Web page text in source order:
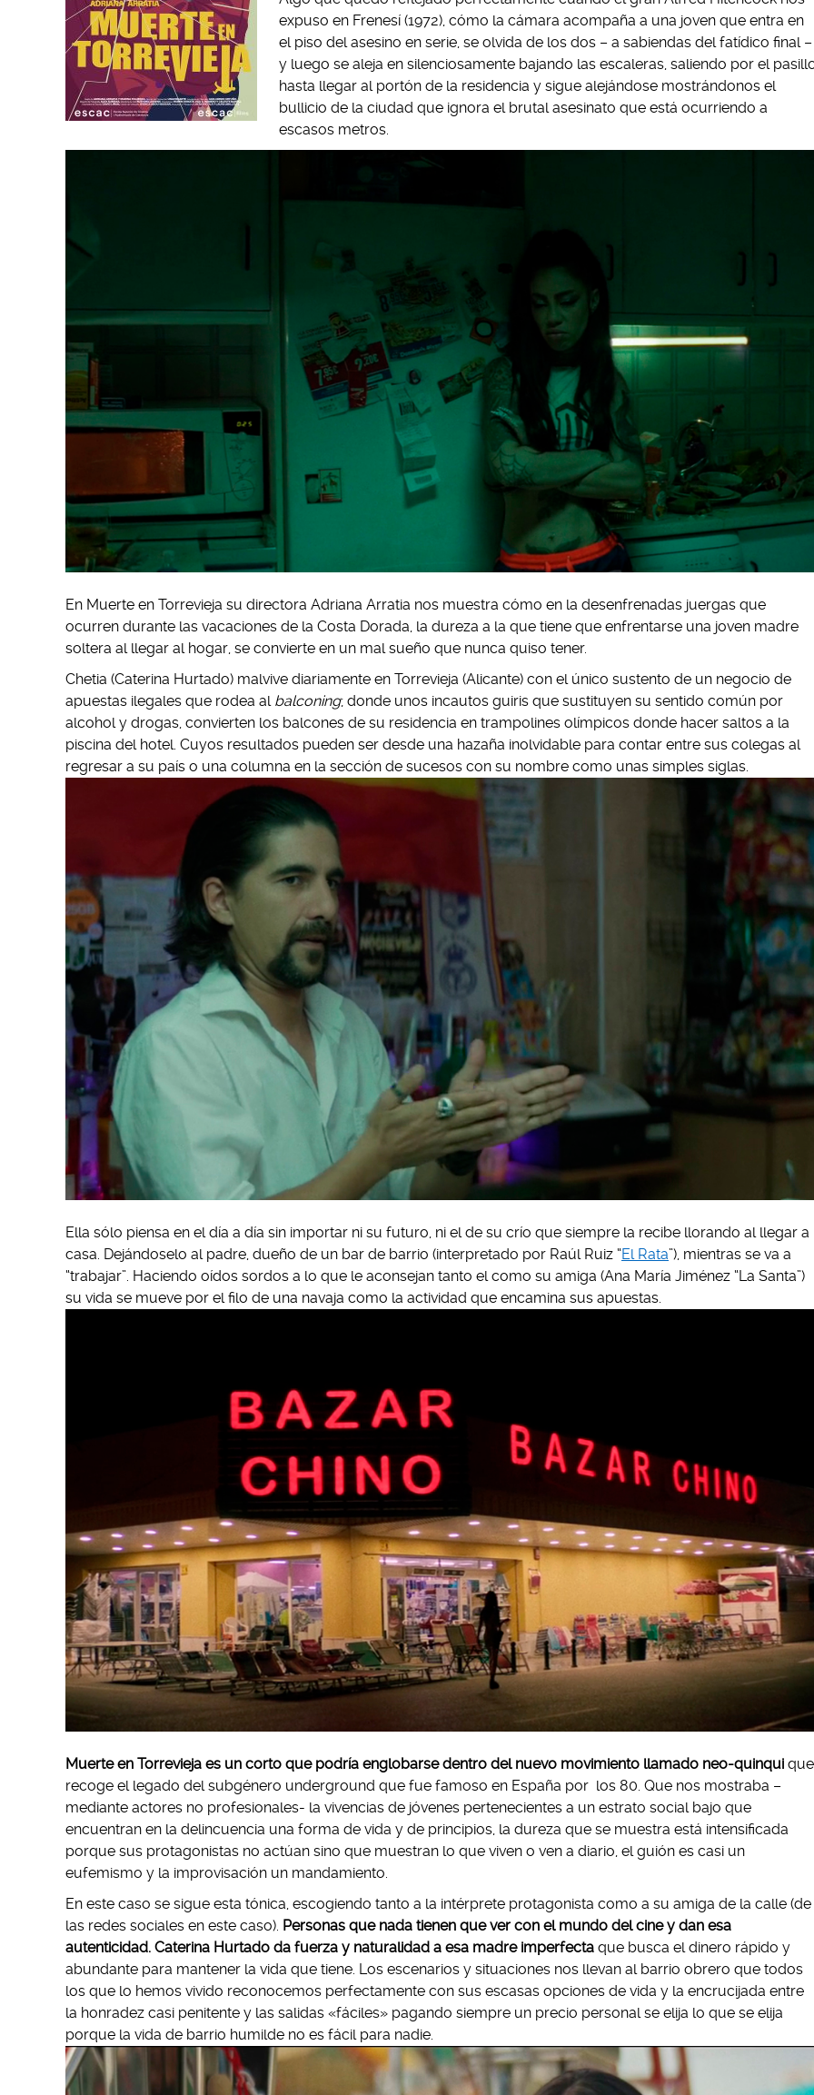
expuso en Frenesí (1972), cómo la cámara acompaña a una joven que entra en
el piso del asesino en serie, se olvida de los dos – a sabiendas del fatídico final –
y luego se aleja en silenciosamente bajando las escaleras, saliendo por el
hasta llegar al portón de la residencia y sigue alejándose mostrándonos el
bullicio de la ciudad que ignora el brutal asesinato que está ocurriendo a
escasos metros.
En Muerte en Torrevieja su directora Adriana Arratia nos muestra cómo en la desenfrenadas juergas que
ocurren durante las vacaciones de la Costa Dorada, la dureza a la que tiene que enfrentarse una joven madre
soltera al llegar al hogar, se convierte en un mal sueño que nunca quiso tener.
Chetia (Caterina Hurtado) malvive diariamente en Torrevieja (Alicante) con el único sustento de un negocio de
apuestas ilegales que rodea al balconing; donde unos incautos guiris que sustituyen su sentido común por
alcohol y drogas, convierten los balcones de su residencia en trampolines olímpicos donde hacer saltos a la
piscina del hotel. Cuyos resultados pueden ser desde una hazaña inolvidable para contar entre sus colegas al
regresar a su país o una columna en la sección de sucesos con su nombre como unas simples siglas.
Ella sólo piensa en el día a día sin importar ni su futuro, ni el de su crío que siempre la recibe llorando al llegar a
casa. Dejándoselo al padre, dueño de un bar de barrio (interpretado por Raúl Ruiz “El Rata”), mientras se va a
“trabajar”. Haciendo oídos sordos a lo que le aconsejan tanto el como su amiga (Ana María Jiménez “La Santa”)
su vida se mueve por el filo de una navaja como la actividad que encamina sus apuestas.
Muerte en Torrevieja es un corto que podría englobarse dentro del nuevo movimiento llamado neo-quinqui que
recoge el legado del subgénero underground que fue famoso en España por los 80. Que nos mostraba –
mediante actores no profesionales- la vivencias de jóvenes pertenecientes a un estrato social bajo que
encuentran en la delincuencia una forma de vida y de principios, la dureza que se muestra está intensificada
porque sus protagonistas no actúan sino que muestran lo que viven o ven a diario, el guión es casi un
eufemismo y la improvisación un mandamiento.
En este caso se sigue esta tónica, escogiendo tanto a la intérprete protagonista como a su amiga de la calle (de
las redes sociales en este caso). Personas que nada tienen que ver con el mundo del cine y dan esa
autenticidad. Caterina Hurtado da fuerza y naturalidad a esa madre imperfecta que busca el dinero rápido y
abundante para mantener la vida que tiene. Los escenarios y situaciones nos llevan al barrio obrero que todos
los que lo hemos vivido reconocemos perfectamente con sus escasas opciones de vida y la encrucijada entre
la honradez casi penitente y las salidas «fáciles» pagando siempre un precio personal se elija lo que se elija
porque la vida de barrio humilde no es fácil para nadie.